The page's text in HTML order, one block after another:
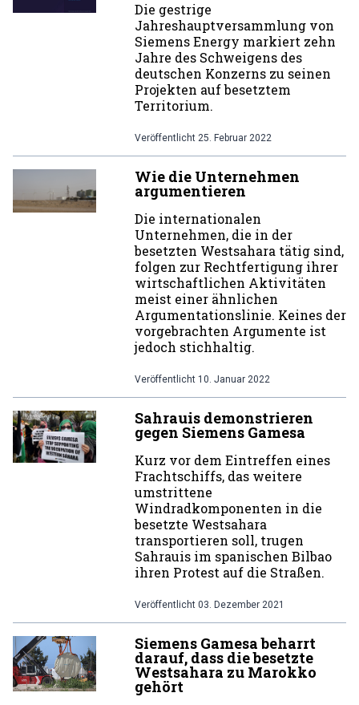
Die gestrige
Jahreshauptversammlung von
Siemens Energy markiert zehn
Jahre des Schweigens des
deutschen Konzerns zu seinen
Projekten auf besetztem
Territorium.
Veröffentlicht 25. Februar 2022
Wie die Unternehmen
argumentieren
Die internationalen
Unternehmen, die in der
besetzten Westsahara tätig sind,
folgen zur Rechtfertigung ihrer
wirtschaftlichen Aktivitäten
meist einer ähnlichen
Argumentationslinie. Keines der
vorgebrachten Argumente ist
jedoch stichhaltig.
Veröffentlicht 10. Januar 2022
Sahrauis demonstrieren
gegen Siemens Gamesa
Kurz vor dem Eintreffen eines
Frachtschiffs, das weitere
umstrittene
Windradkomponenten in die
besetzte Westsahara
transportieren soll, trugen
Sahrauis im spanischen Bilbao
ihren Protest auf die Straßen.
Veröffentlicht 03. Dezember 2021
Siemens Gamesa beharrt
darauf, dass die besetzte
Westsahara zu Marokko
gehört